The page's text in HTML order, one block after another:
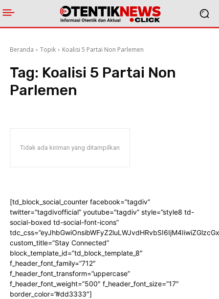
Beranda Topik Koalisi 5 Partai Non Parlemen
Tag: Koalisi 5 Partai Non
Parlemen
Tidak ada kiriman yang ditampilkan
[td_block_social_counter facebook=”tagdiv”
twitter=”tagdivofficial” youtube=”tagdiv” style=”style8 td-
social-boxed td-social-font-icons”
custom_title=”Stay Connected”
block_template_id=”td_block_template_8″
f_header_font_family=”712″
f_header_font_transform=”uppercase”
f_header_font_weight=”500″ f_header_font_size=”17″
border_color=”#dd3333″]